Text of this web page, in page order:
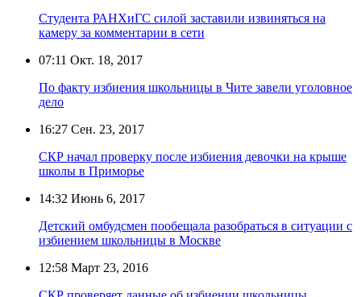
Студента РАНХиГС силой заставили извиняться на
камеру за комментарии в сети
07:11 Окт. 18, 2017
По факту избиения школьницы в Чите завели уголовное
дело
16:27 Сен. 23, 2017
СКР начал проверку после избиения девочки на крыше
школы в Приморье
14:32 Июнь 6, 2017
Детский омбудсмен пообещала разобраться в ситуации с
избиением школьницы в Москве
12:58 Март 23, 2016